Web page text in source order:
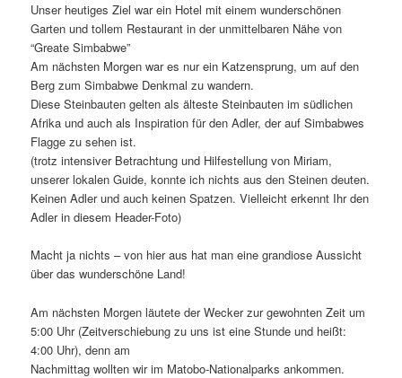
Unser heutiges Ziel war ein Hotel mit einem wunderschönen
Garten und tollem Restaurant in der unmittelbaren Nähe von
“Greate Simbabwe”
Am nächsten Morgen war es nur ein Katzensprung, um auf den
Berg zum Simbabwe Denkmal zu wandern.
Diese Steinbauten gelten als älteste Steinbauten im südlichen
Afrika und auch als Inspiration für den Adler, der auf Simbabwes
Flagge zu sehen ist.
(trotz intensiver Betrachtung und Hilfestellung von Miriam,
unserer lokalen Guide, konnte ich nichts aus den Steinen deuten.
Keinen Adler und auch keinen Spatzen. Vielleicht erkennt Ihr den
Adler in diesem Header-Foto)
Macht ja nichts – von hier aus hat man eine grandiose Aussicht
über das wunderschöne Land!
Am nächsten Morgen läutete der Wecker zur gewohnten Zeit um
5:00 Uhr (Zeitverschiebung zu uns ist eine Stunde und heißt:
4:00 Uhr), denn am
Nachmittag wollten wir im Matobo-Nationalparks ankommen.